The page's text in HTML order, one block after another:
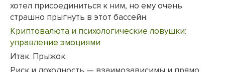
хотел присоединиться к ним, но ему очень
страшно прыгнуть в этот бассейн.
Криптовалюта и психологические ловушки:
управление эмоциями
Итак. Прыжок.